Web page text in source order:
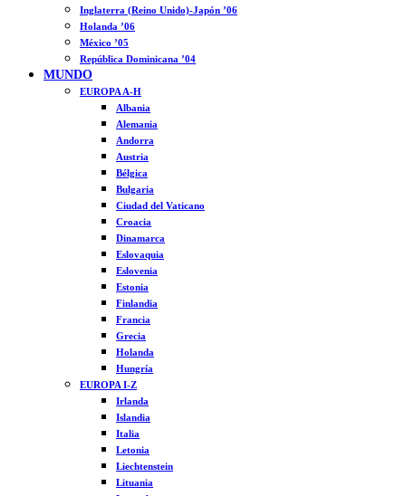
Inglaterra (Reino Unido)-Japón ’06
Holanda ’06
México ’05
República Dominicana ’04
MUNDO
EUROPA A-H
Albania
Alemania
Andorra
Austria
Bélgica
Bulgaria
Ciudad del Vaticano
Croacia
Dinamarca
Eslovaquia
Eslovenia
Estonia
Finlandia
Francia
Grecia
Holanda
Hungría
EUROPA I-Z
Irlanda
Islandia
Italia
Letonia
Liechtenstein
Lituania